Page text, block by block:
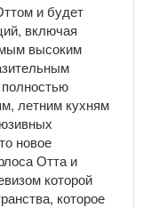
и будет
включая
высоким
летним кухням
новое
Отта и
которой
которое